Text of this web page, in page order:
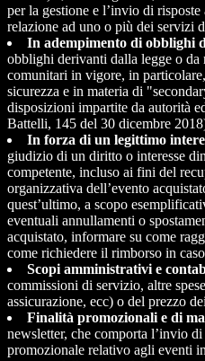
per la gestione e l’invio di risposte
relazione ad uno o più dei servizi
In adempimento di obblighi
obblighi derivanti dalla legge o da
comunitari in vigore, in
sicurezza e in materia di
disposizioni impartite da autorità
Battelli, 145 del 30 dicembre
In forza di un legittimo
giudizio di un diritto o interesse
competente, incluso ai fini del
organizzativa dell’evento
quest’ultimo, a scopo
eventuali annullamenti o
acquistato, informare su come
come richiedere il rimborso in
Scopi amministrativi e
commissioni di servizio, altre
assicurazione, ecc) o del prezzo
Finalità promozionali e di
newsletter, che comporta l’invio
promozionale relativo agli eventi